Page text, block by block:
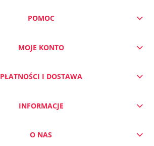
POMOC
MOJE KONTO
PŁATNOŚCI I DOSTAWA
INFORMACJE
O NAS